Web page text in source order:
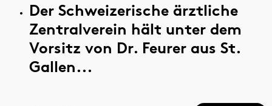
Der Schweizerische ärztliche
Zentralverein hält unter dem
Vorsitz von Dr. Feurer aus St.
Gallen...